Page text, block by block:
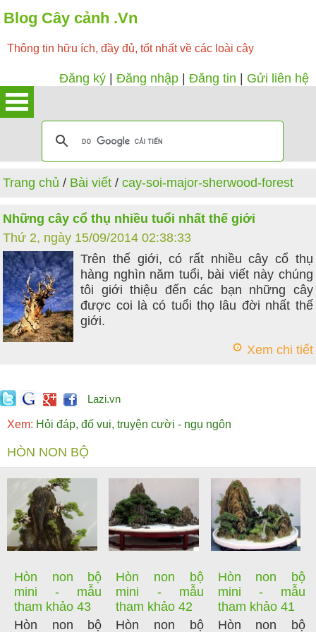
Blog Cây cảnh .Vn
Thông tin hữu ích, đầy đủ, tốt nhất về các loài cây
Đăng ký Đăng nhập Đăng tin Gửi liên hệ
Trang chủ / Bài viết /cay-soi-major-sherwood-forest
Những cây cổ thụ nhiều tuổi nhất thế giới
Thứ 2, ngày 15/09/2014 02:38:33
Trên thế giới, có rất nhiều cây cổ thụ
hàng nghìn năm tuổi, bài viết này chúng
tôi giới thiệu đến các bạn những cây
được coi là có tuổi thọ lâu đời nhất thế
giới.
Xem chi tiết
Lazi.vn
Xem: Hỏi đáp, đố vui, truyện cười - ngụ ngôn
HÒN NON BỘ
Hòn non bộ
mini - mẫu
tham khảo 43
Hòn non bộ
Hòn non bộ
mini - mẫu
tham khảo 42
Hòn non bộ
Hòn non bộ
mini - mẫu
tham khảo 41
Hòn non bộ